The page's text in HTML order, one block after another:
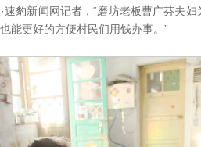
速豹新闻网记者，“磨坊老板曹广芬夫
能更好的方便村民们用钱办事。”